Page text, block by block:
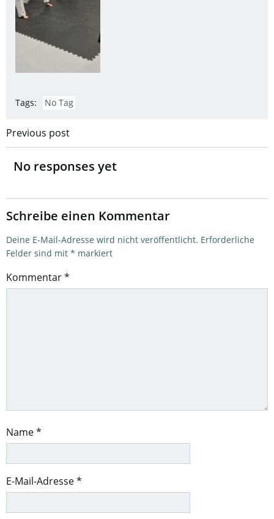
Tags: No Tag
Post
navigation
Previous post
No responses yet
Schreibe einen Kommentar
Deine E-Mail-Adresse wird nicht veröffentlicht. Erforderliche
Felder sind mit * markiert
Kommentar*
Name*
E-Mail-Adresse*